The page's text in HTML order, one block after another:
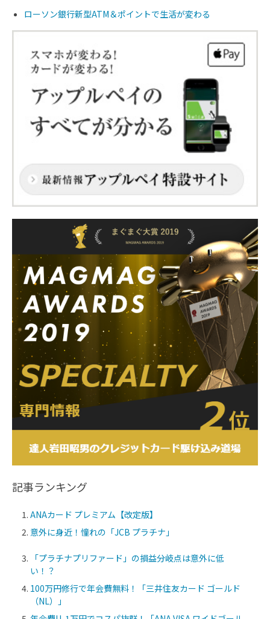
ローソン銀行新型ATM＆ポイントで生活が変わる
記事ランキング
ANAカード プレミアム【改定版】
意外に身近！憧れの「JCB プラチナ」
「プラチナプリファード」の損益分岐点は意外に低
い！？
100万円修行で年会費無料！「三井住友カード ゴールド
（NL）」